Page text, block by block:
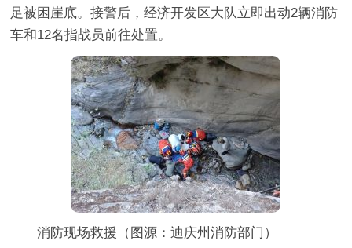
足被困崖底。接警后，经济开发区大队立即出动2辆消防
车和12名指战员前往处置。
消防现场救援（图源：迪庆州消防部门）